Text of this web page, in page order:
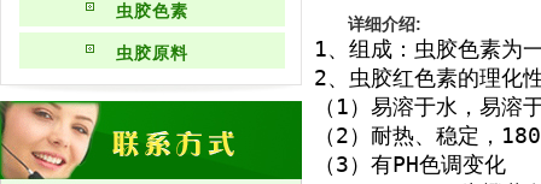
虫胶色素
虫胶原料
详细介绍:
1、组成：虫胶色素为
2、虫胶红色素的理化
（1）易溶于水，易溶
（2）耐热、稳定，
（3）有PH色调变化